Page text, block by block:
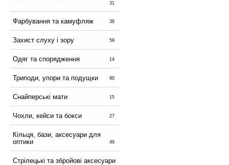
31
Фарбування та камуфляж 38
Захист слуху і зору 59
Одяг та спорядження 14
Триподи, упори та подущки 90
Снайперські мати 15
Чохли, кейси та бокси 27
Кільця, бази, аксесуари для
оптики
49
Стрілецькі та збройові аксесуари